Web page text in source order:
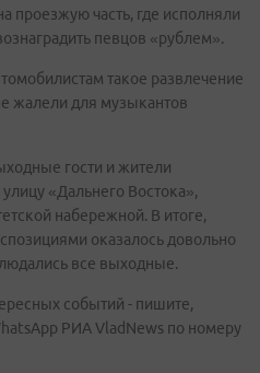
проезжую часть, где исполняли
певцов «рублем».
такое развлечение
жалели для музыкантов
гости и жители
«Дальнего Востока»,
набережной. В итоге,
оказалось довольно
все выходные.
событий - пишите,
РИА VladNews по номеру